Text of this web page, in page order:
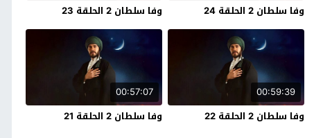
وفا سلطان 2 الحلقة 24
وفا سلطان 2 الحلقة 23
00:59:39
وفا سلطان 2 الحلقة 22
00:57:07
وفا سلطان 2 الحلقة 21